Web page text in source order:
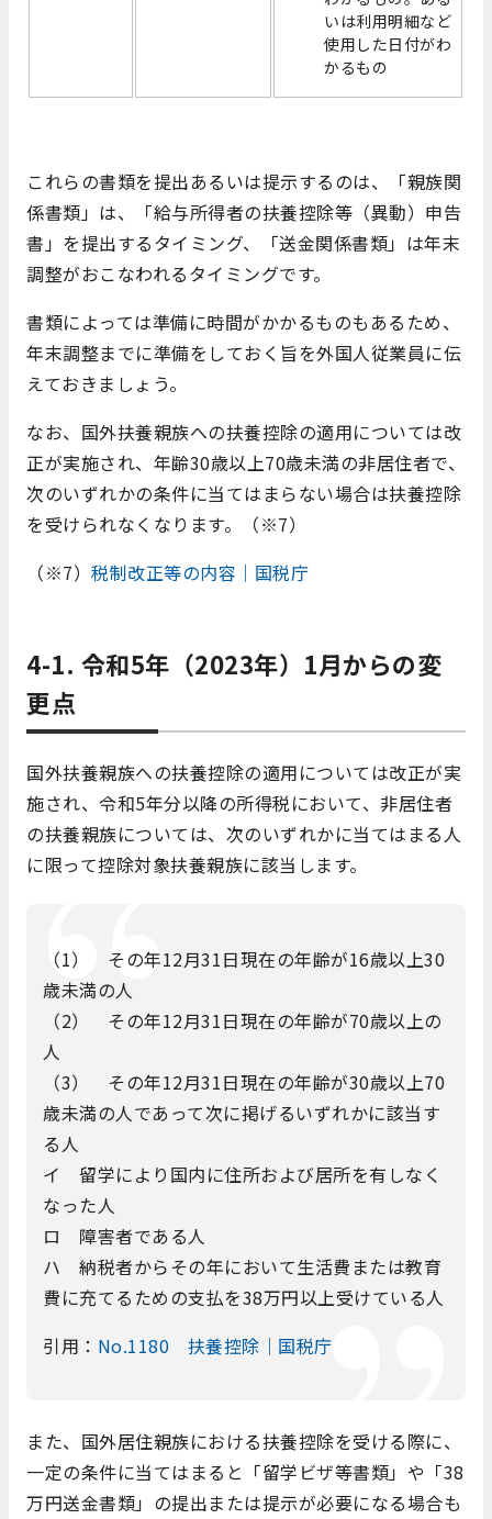
いは利用明細など
使用した日付がわ
かるもの
これらの書類を提出あるいは提示するのは、「親族関
係書類」は、「給与所得者の扶養控除等（異動）申告
書」を提出するタイミング、「送金関係書類」は年末
調整がおこなわれるタイミングです。
書類によっては準備に時間がかかるものもあるため、
年末調整までに準備をしておく旨を外国人従業員に伝
えておきましょう。
なお、国外扶養親族への扶養控除の適用については改
正が実施され、年齢30歳以上70歳未満の非居住者で、
次のいずれかの条件に当てはまらない場合は扶養控除
を受けられなくなります。（※7）
（※7） 税制改正等の内容｜国税庁
4-1. 令和5年（2023年）1月からの変
更点
国外扶養親族への扶養控除の適用については改正が実
施され、令和5年分以降の所得税において、非居住者
の扶養親族については、次のいずれかに当てはまる人
に限って控除対象扶養親族に該当します。
（1） その年12月31日現在の年齢が16歳以上30
歳未満の人
（2） その年12月31日現在の年齢が70歳以上の
人
（3） その年12月31日現在の年齢が30歳以上70
歳未満の人であって次に掲げるいずれかに該当す
る人
イ 留学により国内に住所および居所を有しなく
なった人
ロ 障害者である人
ハ 納税者からその年において生活費または教育
費に充てるための支払を38万円以上受けている人
引用： No.1180 扶養控除｜国税庁
また、国外居住親族における扶養控除を受ける際に、
一定の条件に当てはまると「留学ビザ等書類」や「38
万円送金書類」の提出または提示が必要になる場合も